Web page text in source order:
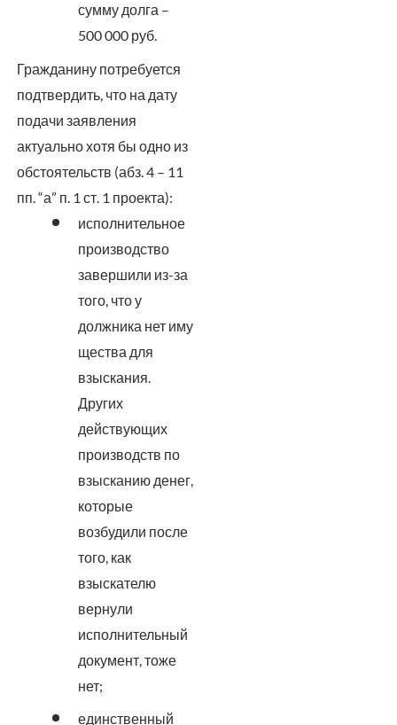
сумму долга –
500 000 руб.
Гражданину потребуется
подтвердить, что на дату
подачи заявления
актуально хотя бы одно из
обстоятельств (абз. 4 – 11
пп. “а” п. 1 ст. 1 проекта):
исполнительное
производство
завершили из-за
того, что у
должника нет иму
щества для
взыскания.
Других
действующих
производств по
взысканию денег,
которые
возбудили после
того, как
взыскателю
вернули
исполнительный
документ, тоже
нет;
единственный